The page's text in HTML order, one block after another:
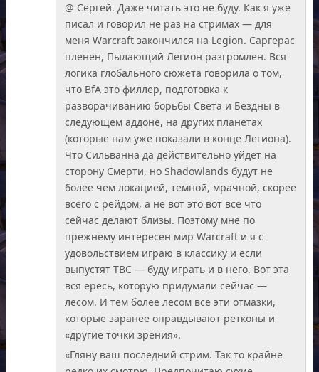
@ Сергей. Даже читать это не буду. Как я уже
писал и говорил не раз на стримах — для
меня Warcraft закончился на Legion. Саргерас
пленен, Пылающий Легион разгромлен. Вся
логика глобального сюжета говорила о том,
что BfA это филлер, подготовка к
разворачиванию борьбы Света и Бездны в
следующем аддоне, на других планетах
(которые нам уже показали в конце Легиона).
Что Сильванна да действительно уйдет на
сторону Смерти, но Shadowlands будут не
более чем локацией, темной, мрачной, скорее
всего с рейдом, а не вот это вот все что
сейчас делают близы. Поэтому мне по
прежнему интересен мир Warcraft и я с
удовольствием играю в классику и если
выпустят TBC — буду играть и в него. Вот эта
вся ересь, которую придумали сейчас —
лесом. И тем более лесом все эти отмазки,
которые заранее оправдывают ретконы и
«другие точки зрения».
«Гляну ваш последний стрим. Так то крайне